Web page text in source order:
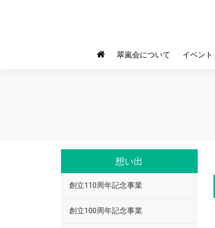
翠嵐会について イベント
想い出
創立110周年記念事業
創立100周年記念事業